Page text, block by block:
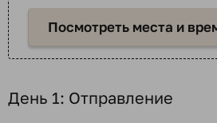
Посмотреть места и
День 1: Отправление